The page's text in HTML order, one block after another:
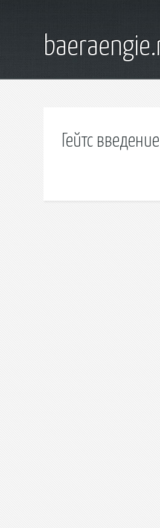
Гейтс